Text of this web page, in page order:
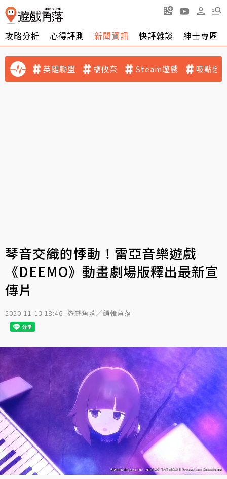
攻略分析 心得評測 新聞資訊 快評雜談 紳士專區
英雄聯盟 橘攸奈 Steam遊戲 吸點迷
琴音交織的悸動！雷亞音樂遊戲
《DEEMO》動畫劇場版釋出最新宣
傳片
2020-11-13 18:46 遊戲角落／編輯角落